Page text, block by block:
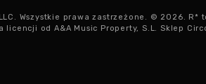
Wszystkie prawa zastrzeżone. © 2026.
licencji od A&A Music Property, S.L. Sklep